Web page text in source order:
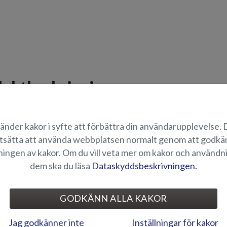
ELEKTRONIK OCH
kakor i syfte att förbättra din användarupplevelse.
att använda webbplatsen normalt genom att
av kakor. Om du vill veta mer om kakor och
dem ska du läsa Dataskyddsbeskrivningen.
GODKÄNN ALLA KAKOR
Jag godkänner inte Inställningar för kakor